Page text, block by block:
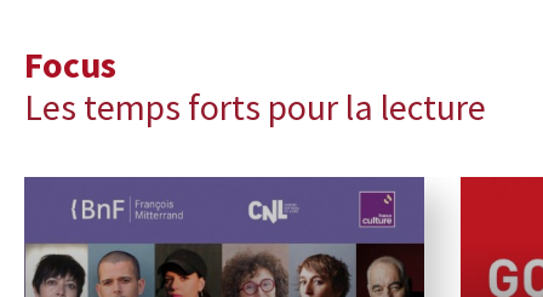
Focus
Les temps forts pour la lecture